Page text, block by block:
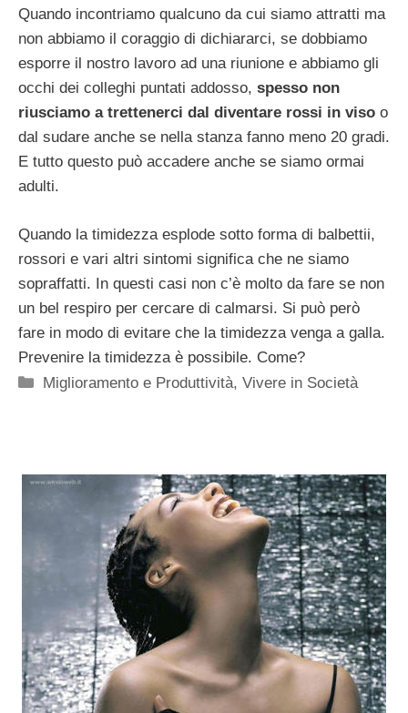
Quando incontriamo qualcuno da cui siamo attratti ma
non abbiamo il coraggio di dichiararci, se dobbiamo
esporre il nostro lavoro ad una riunione e abbiamo gli
occhi dei colleghi puntati addosso, spesso non
riusciamo a trettenerci dal diventare rossi in viso o
dal sudare anche se nella stanza fanno meno 20 gradi.
E tutto questo può accadere anche se siamo ormai
adulti.
Quando la timidezza esplode sotto forma di balbettii,
rossori e vari altri sintomi significa che ne siamo
sopraffatti. In questi casi non c’è molto da fare se non
un bel respiro per cercare di calmarsi. Si può però
fare in modo di evitare che la timidezza venga a galla.
Prevenire la timidezza è possibile. Come?
Categorie
Miglioramento e Produttività,Vivere in Società